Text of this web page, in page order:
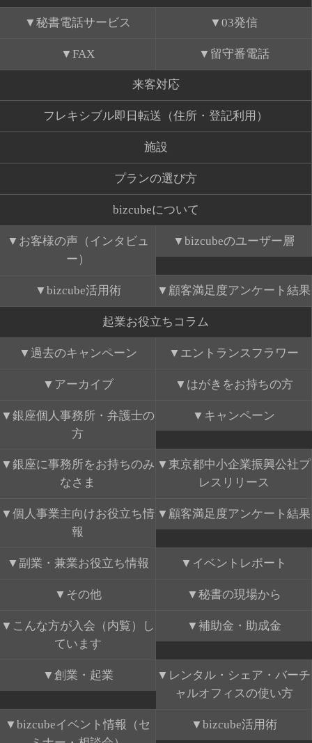
秘書電話サービス 03発信
FAX 留守番電話
来客対応
フレキシブル即日転送（住所・登記利用）
施設
プランの選び方
bizcubeについて
お客様の声（インタビュ
ー）
bizcubeのユーザー層
bizcube活用術 顧客満足度アンケート結果
起業お役立ちコラム
過去のキャンペーン エントランスフラワー
アーカイブ はがきをお持ちの方
銀座個人事務所・弁護士の
方
キャンペーン
銀座に事務所をお持ちのみ
なさま
東京都中小企業振興公社プ
レスリリース
個人事業主向けお役立ち情
報
顧客満足度アンケート結果
副業・兼業お役立ち情報 イベントレポート
その他 秘書の現場から
こんな方が入会（内覧）し
ています
補助金・助成金
創業・起業
レンタル・シェア・バーチ
ャルオフィスの使い方
bizcubeイベント情報（セ
bizcube活用術